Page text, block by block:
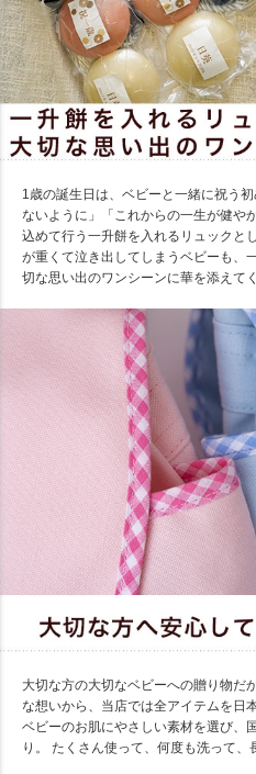
1歳の誕生日は、ベビーと一緒に祝う
ないように」「これからの一生が健や
込めて行う一升餅を入れるリュックと
が重くて泣き出してしまうベビーも、
切な思い出のワンシーンに華を添えて
大切な方の大切なベビーへの贈り物だ
な想いから、当店では全アイテムを日
ベビーのお肌にやさしい素材を選び、
り。 たくさん使って、何度も洗って、